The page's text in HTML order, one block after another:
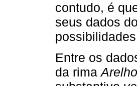
contudo, é
seus dados
Entre os
da rima